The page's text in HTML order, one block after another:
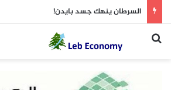
السرطان ينهك جسد بايدن!
بحث عن